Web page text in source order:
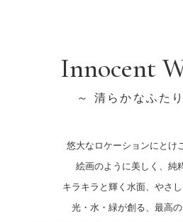
Innocent
～ 清らかなふた
悠大なロケーションにとけ
絵画のように美しく、純
キラキラと輝く水面、やさし
光・水・緑が創る、最高の